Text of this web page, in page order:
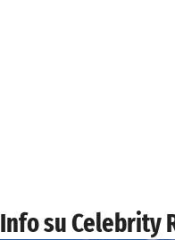
Info su Celebrity